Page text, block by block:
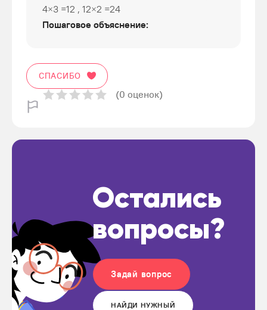
4×3 =12 , 12×2 =24
Пошаговое объяснение:
СПАСИБО
(0 оценок)
Остались
вопросы?
Задай вопрос
НАЙДИ НУЖНЫЙ